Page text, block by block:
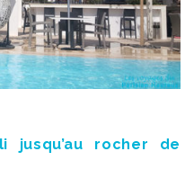
jusqu’au rocher de